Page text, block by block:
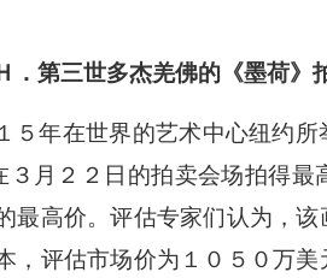
．第三世多杰羌佛的《墨荷》
５年在世界的艺术中心纽约
３月２２日的拍卖会场拍得
最高价。评估专家们认为，
，评估市场价为１０５０万